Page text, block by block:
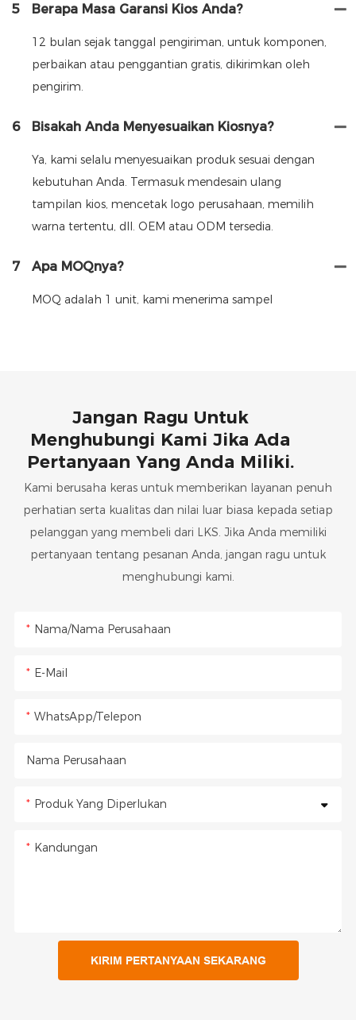
5 Berapa Masa Garansi Kios Anda?
12 bulan sejak tanggal pengiriman, untuk komponen,
perbaikan atau penggantian gratis, dikirimkan oleh
pengirim.
6 Bisakah Anda Menyesuaikan Kiosnya?
Ya, kami selalu menyesuaikan produk sesuai dengan
kebutuhan Anda. Termasuk mendesain ulang
tampilan kios, mencetak logo perusahaan, memilih
warna tertentu, dll. OEM atau ODM tersedia.
7 Apa MOQnya?
MOQ adalah 1 unit, kami menerima sampel
Jangan Ragu Untuk
Menghubungi Kami Jika Ada
Pertanyaan Yang Anda Miliki.
Kami berusaha keras untuk memberikan layanan penuh
perhatian serta kualitas dan nilai luar biasa kepada setiap
pelanggan yang membeli dari LKS. Jika Anda memiliki
pertanyaan tentang pesanan Anda, jangan ragu untuk
menghubungi kami.
Nama/Nama Perusahaan
E-Mail
WhatsApp/Telepon
Nama Perusahaan
Produk Yang Diperlukan
Kandungan
KIRIM PERTANYAAN SEKARANG